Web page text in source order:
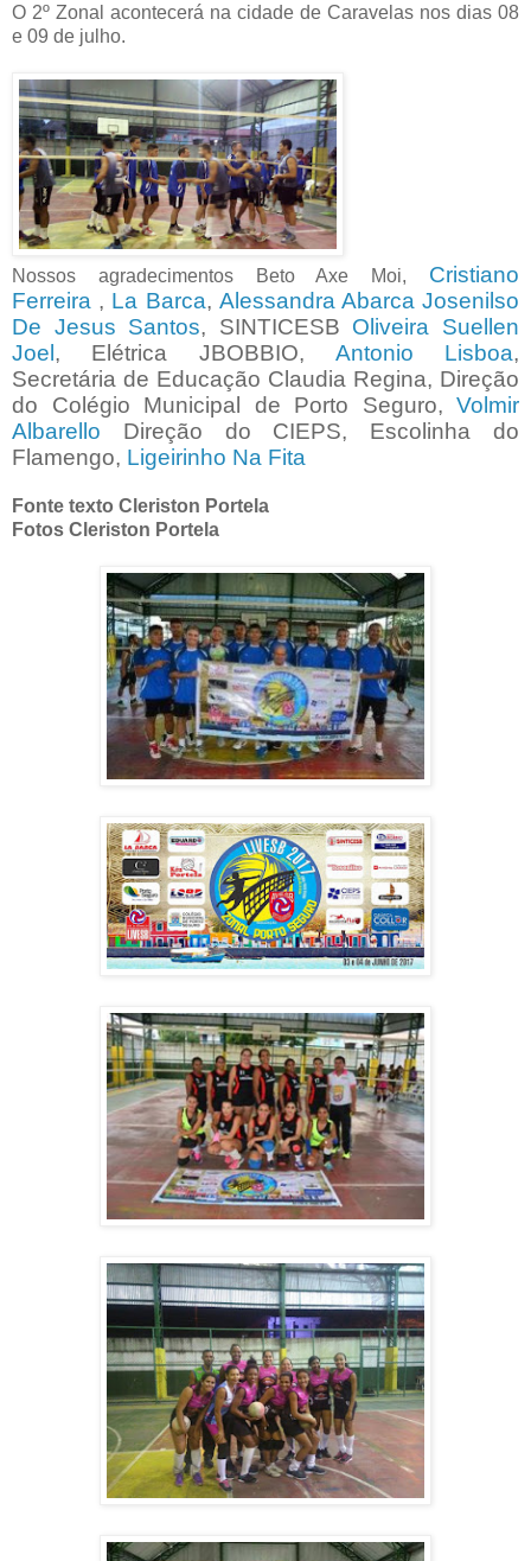
O 2º Zonal acontecerá na cidade de Caravelas nos dias 08
e 09 de julho.
Nossos agradecimentos Beto Axe Moi,
Cristiano
Ferreira , La Barca, Alessandra Abarca Josenilso
De Jesus Santos, SINTICESB Oliveira Suellen
Joel, Elétrica JBOBBIO, Antonio Lisboa,
Secretária de Educação Claudia Regina, Direção
do Colégio Municipal de Porto Seguro, Volmir
Albarello
Direção do CIEPS, Escolinha do
Flamengo, Ligeirinho Na Fita
Fonte texto Cleriston Portela
Fotos Cleriston Portela